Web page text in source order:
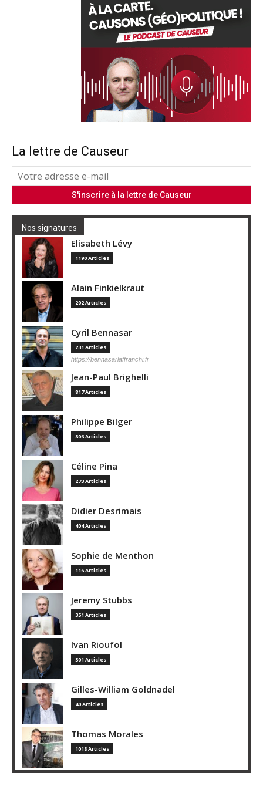
La lettre de Causeur
Nos signatures
Elisabeth Lévy
1190 Articles
Alain Finkielkraut
202 Articles
Cyril Bennasar
231 Articles
https://bennasarlaffranchi.fr
Jean-Paul Brighelli
817 Articles
Philippe Bilger
806 Articles
Céline Pina
273 Articles
Didier Desrimais
404 Articles
Sophie de Menthon
116 Articles
Jeremy Stubbs
351 Articles
Ivan Rioufol
301 Articles
Gilles-William Goldnadel
40 Articles
Thomas Morales
1018 Articles